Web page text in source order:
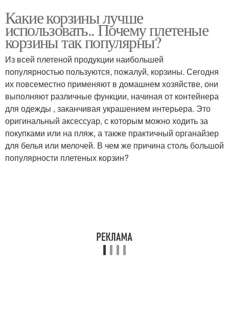
Какие корзины лучше
использовать.. Почему плетеные
корзины так популярны?
Из всей плетеной продукции наибольшей
популярностью пользуются, пожалуй, корзины. Сегодня
их повсеместно применяют в домашнем хозяйстве, они
выполняют различные функции, начиная от контейнера
для одежды , заканчивая украшением интерьера. Это
оригинальный аксессуар, с которым можно ходить за
покупками или на пляж, а также практичный органайзер
для белья или мелочей. В чем же причина столь большой
популярности плетеных корзин?